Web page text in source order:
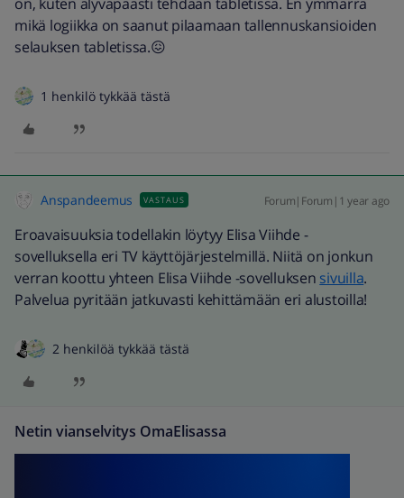
mikä logiikka on saanut pilaamaan tallennuskansioiden
selauksen tabletissa.😖
1 henkilö tykkää tästä
Anspandeemus VASTAUS Forum|Forum|1 year ago
Eroavaisuuksia todellakin löytyy Elisa Viihde -
sovelluksella eri TV käyttöjärjestelmillä. Niitä on jonkun
verran koottu yhteen Elisa Viihde -sovelluksen sivuilla.
Palvelua pyritään jatkuvasti kehittämään eri alustoilla!
2 henkilöä tykkää tästä
Netin vianselvitys OmaElisassa